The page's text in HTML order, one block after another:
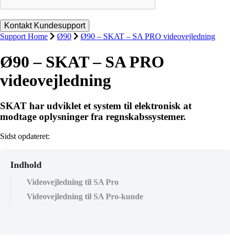
Support Home Ø90 Ø90 – SKAT – SA PRO videovejledning
Ø90 – SKAT – SA PRO
videovejledning
SKAT har udviklet et system til elektronisk at
modtage oplysninger fra regnskabssystemer.
Sidst opdateret:
Indhold
Videovejledning til SA Pro
Videovejledning til SA Pro-kunde